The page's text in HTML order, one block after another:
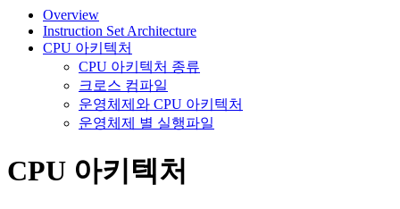
Overview
Instruction Set Architecture
CPU 아키텍처
CPU 아키텍처 종류
크로스 컴파일
운영체제와 CPU 아키텍처
운영체제 별 실행파일
CPU 아키텍처